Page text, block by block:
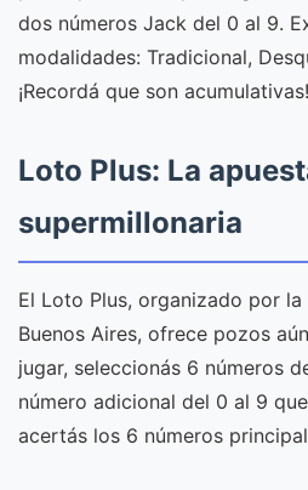
dos números Jack del 0 al 9.
modalidades: Tradicional,
¡Recordá que son acumulativas!
Loto Plus: La
supermillonaria
El Loto Plus, organizado por
Buenos Aires, ofrece pozos
jugar, seleccionás 6 números
número adicional del 0 al 9
acertás los 6 números